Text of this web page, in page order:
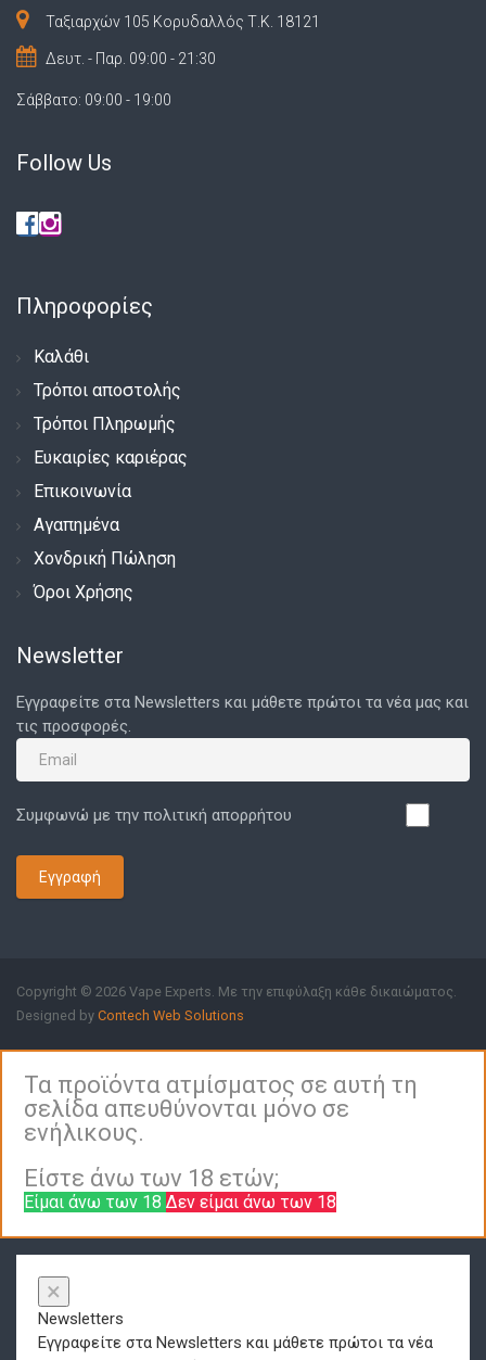
Ταξιαρχών 105 Κορυδαλλός Τ.Κ. 18121
Δευτ. - Παρ. 09:00 - 21:30
Σάββατο: 09:00 - 19:00
Follow Us
Πληροφορίες
Καλάθι
Τρόποι αποστολής
Τρόποι Πληρωμής
Ευκαιρίες καριέρας
Επικοινωνία
Αγαπημένα
Χονδρική Πώληση
Όροι Χρήσης
Newsletter
Εγγραφείτε στα Newsletters και μάθετε πρώτοι τα νέα μας και
τις προσφορές.
Συμφωνώ με την πολιτική απορρήτου
Εγγραφή
Copyright © 2026 Vape Experts. Με την επιφύλαξη κάθε δικαιώματος.
Designed by Contech Web Solutions
Τα προϊόντα ατμίσματος σε αυτή τη
σελίδα απευθύνονται μόνο σε
ενήλικους.
Είστε άνω των 18 ετών;
Είμαι άνω των 18 Δεν είμαι άνω των 18
×
Newsletters
Εγγραφείτε στα Newsletters και μάθετε πρώτοι τα νέα